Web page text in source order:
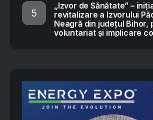
„Izvor de Sănătate” –
revitalizare a Izvorului
Neagră din județul Bihor,
voluntariat și implicare